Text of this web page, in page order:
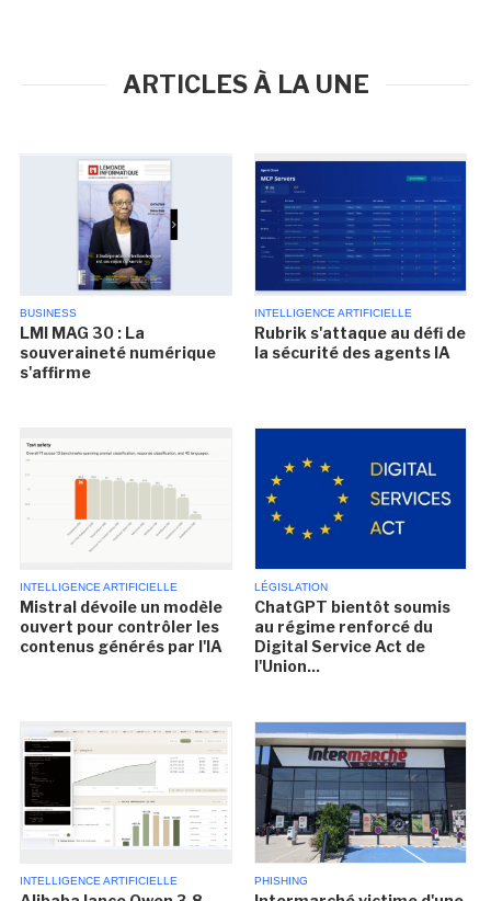
ARTICLES À LA UNE
BUSINESS
LMI MAG 30 : La
souveraineté numérique
s'affirme
INTELLIGENCE ARTIFICIELLE
Rubrik s'attaque au défi de
la sécurité des agents IA
INTELLIGENCE ARTIFICIELLE
Mistral dévoile un modèle
ouvert pour contrôler les
contenus générés par l'IA
LÉGISLATION
ChatGPT bientôt soumis
au régime renforcé du
Digital Service Act de
l'Union...
INTELLIGENCE ARTIFICIELLE PHISHING